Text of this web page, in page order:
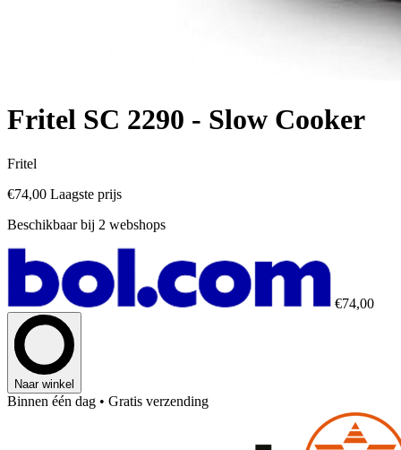
Fritel SC 2290 - Slow Cooker
Fritel
€74,00 Laagste prijs
Beschikbaar bij 2 webshops
€74,00
Naar winkel
Binnen één dag • Gratis verzending